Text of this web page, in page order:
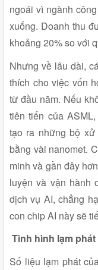
ngoái vì ngành
xuống. Doanh thu
khoảng 20% so với
Nhưng về lâu dài,
thích cho việc vốn
từ đầu năm. Nếu
tiên tiến của
tạo ra những bộ
bằng vài nanomet.
minh và gần đây
luyện và vận hành
dịch vụ AI, chẳng
con chip AI này sẽ
Tình hình lạm
Số liệu lạm phát